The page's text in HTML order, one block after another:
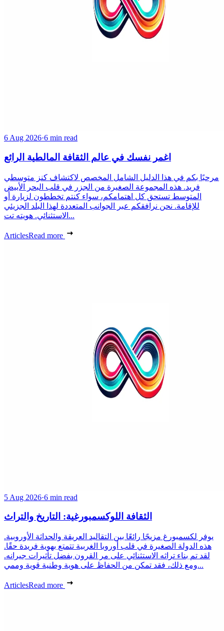
6 Aug 2026·6 min read
اغمر نفسك في عالم الثقافة المالطية الرائع
مرحبًا بكم في هذا الدليل الشامل المخصص لاكتشاف كنز متوسطي
فريد. هذه المجموعة الصغيرة من الجزر في قلب البحر الأبيض
المتوسط تستحق كل اهتمامكم، سواء كنتم تخططون لزيارة أو
للإقامة. نحن نرافقكم عبر الجوانب المتعددة لهذا البلد الجزيئي
الاستثنائي. هويته تت...
ArticlesRead more
5 Aug 2026·6 min read
الثقافة اللوكسمبورغية: التاريخ والتراث
يوفر لكسمبورغ مزيجًا رائعًا بين التقاليد العريقة والحداثة الأوروبية.
هذه الدولة الصغيرة في قلب أوروبا الغربية تتمتع بهوية فريدة حقًا.
لقد تم بناء تراثه الاستثنائي على مر القرون بفضل تأثيرات جيرانه.
ومع ذلك، فقد تمكن من الحفاظ على هوية وطنية قوية وممي...
ArticlesRead more